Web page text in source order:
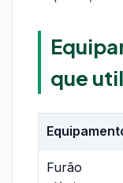
que
Furão